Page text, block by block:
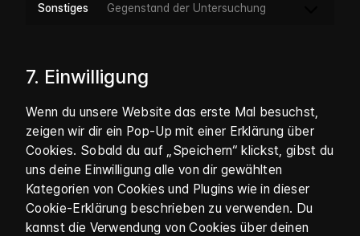
Sonstiges Gegenstand der Untersuchung
7. Einwilligung
Wenn du unsere Website das erste Mal besuchst,
zeigen wir dir ein Pop-Up mit einer Erklärung über
Cookies. Sobald du auf „Speichern“ klickst, gibst du
uns deine Einwilligung alle von dir gewählten
Kategorien von Cookies und Plugins wie in dieser
Cookie-Erklärung beschrieben zu verwenden. Du
kannst die Verwendung von Cookies über deinen